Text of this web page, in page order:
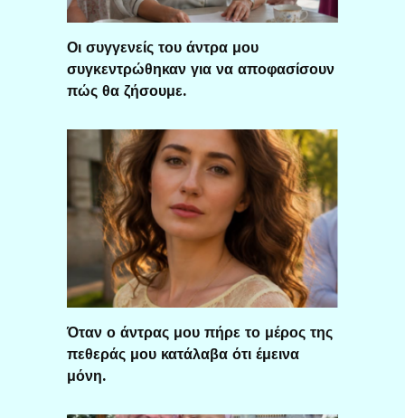
Οι συγγενείς του άντρα μου
συγκεντρώθηκαν για να αποφασίσουν
πώς θα ζήσουμε.
Όταν ο άντρας μου πήρε το μέρος της
πεθεράς μου κατάλαβα ότι έμεινα
μόνη.